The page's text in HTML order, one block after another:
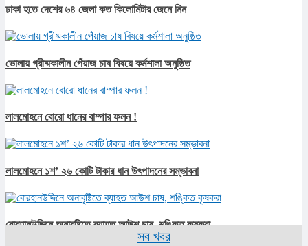
ঢাকা হতে দেশের ৬৪ জেলা কত কিলোমিটার জেনে নিন
ভোলায় গ্রীষ্মকালীন পেঁয়াজ চাষ বিষয়ে কর্মশালা অনুষ্ঠিত
লালমোহনে বোরো ধানের বাম্পার ফলন !
লালমোহনে ১শ’ ২৬ কোটি টাকার ধান উৎপাদনের সম্ভাবনা
বোরহানউদ্দিনে অনাবৃষ্টিতে ব্যাহত আউশ চাষ, শঙ্কিত কৃষকরা
সব খবর